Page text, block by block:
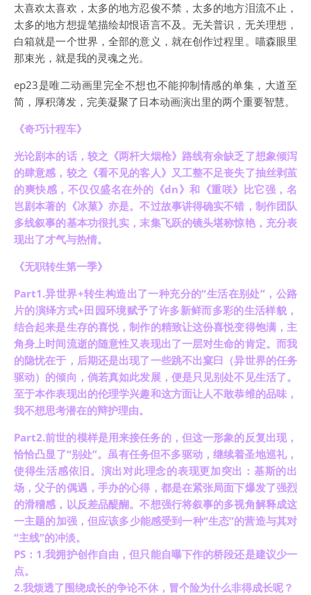
太喜欢太喜欢，太多的地方忍俊不禁，太多的地方泪流不止，
太多的地方想提笔描绘却恨语言不及。无关普识，无关理想，
白箱就是一个世界，全部的意义，就在创作过程里。喵森眼里
那束光，就是我的灵魂之光。
ep23是唯二动画里完全不想也不能抑制情感的单集，大道至
简，厚积薄发，完美凝聚了日本动画演出里的两个重要智慧。
《奇巧计程车》
光论剧本的话，较之《两杆大烟枪》路线有余缺乏了想象倾泻
的肆意感，较之《看不见的客人》又工整不足丧失了抽丝剥茧
的爽快感，不仅仅盛名在外的《dn》和《重咲》比它强，名
岂剧本著的《冰菓》亦是。不过故事讲得确实不错，制作团队
多线叙事的基本功很扎实，末集飞跃的镜头堪称惊艳，充分表
现出了才气与热情。
《无职转生第一季》
Part1.异世界+转生构造出了一种充分的“生活在别处”，公路
片的演绎方式+田园环境赋予了许多新鲜而多彩的生活样貌，
结合起来是生存的喜悦，制作的精致让这份喜悦变得饱满，主
角身上时间流逝的随意性又表现出了一层对生命的肯定。而我
的隐忧在于，后期还是出现了一些跳不出窠臼（异世界的任务
驱动）的倾向，倘若真如此发展，便是只见别处不见生活了。
至于本作表现出的伦理学兴趣和这方面让人不敢恭维的品味，
我不想思考潜在的辩护理由。
Part2.前世的模样是用来接任务的，但这一形象的反复出现，
恰恰凸显了“别处”。虽有任务但不多驱动，继续着圣地巡礼，
使得生活感依旧。演出对此理念的表现更加突出：基斯的出
场，父子的偶遇，手办的心得，都是在紧张局面下爆发了强烈
的滑稽感，以反差品醍醐。不想强行将叙事的多视角解释成这
一主题的加强，但应该多少能感受到一种“生态”的营造与其对
“主线”的冲淡。
PS：1.我拥护创作自由，但只能自曝下作的桥段还是建议少一
点。
2.我烦透了围绕成长的争论不休，冒个险为什么非得成长呢？